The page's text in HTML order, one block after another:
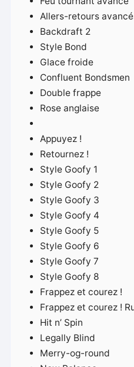
Allers-retours
Backdraft 2
Style Bond
Glace froide
Confluent Bondsmen
Double frappe
Rose anglaise
Appuyez !
Retournez !
Style Goofy 1
Style Goofy 2
Style Goofy 3
Style Goofy 4
Style Goofy 5
Style Goofy 6
Style Goofy 7
Style Goofy 8
Frappez et courez !
Frappez et courez !
Hit n’ Spin
Legally Blind
Merry-og-round